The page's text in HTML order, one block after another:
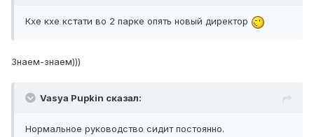
Кхе кхе кстати во 2 парке опять новый директор
Знаем-знаем)))
Vasya Pupkin сказал:
Нормальное руководство сидит постоянно.